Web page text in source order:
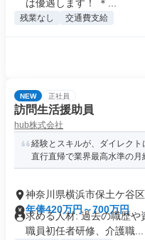
は優遇します！ ＊...
残業なし 交通費支給
NEW 正社員
訪問生活援助員
hub株式会社
経験とスキルが、ダイレクト
直行直帰で業界最高水準の月
神奈川県横浜市保土ケ谷区
年俸420万円～700万円
求める人材: 過去の職歴
職員初任者研修、介護職...